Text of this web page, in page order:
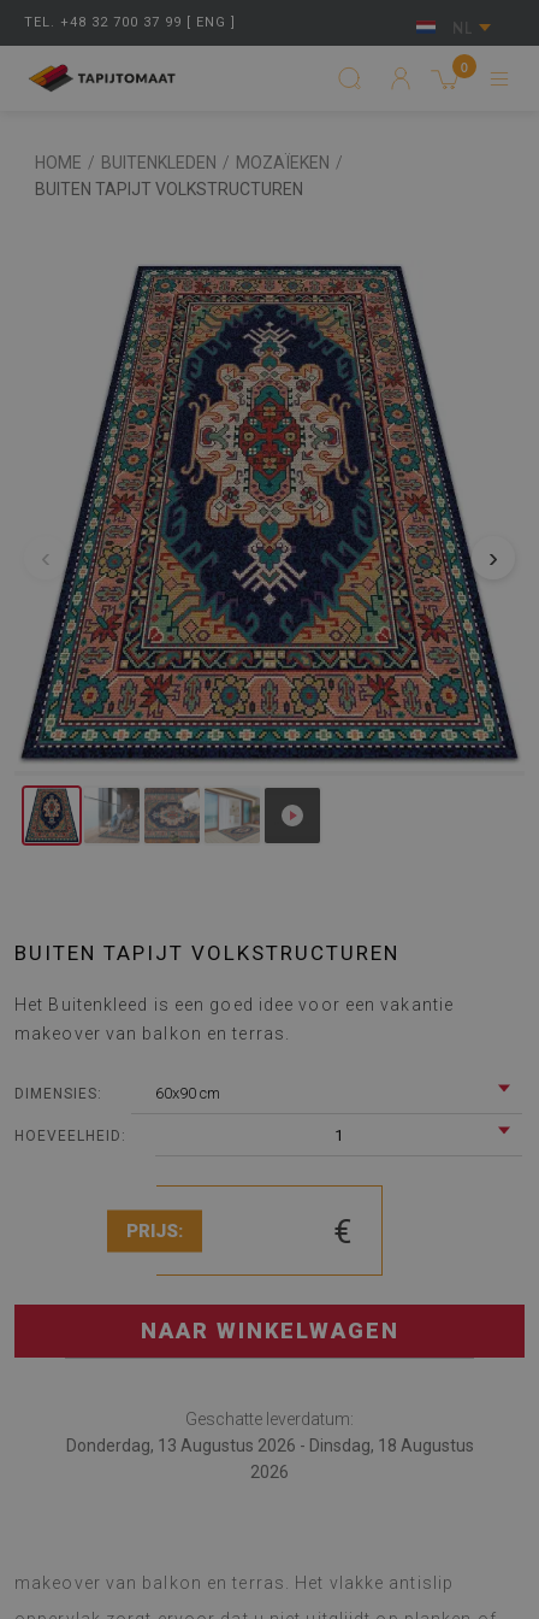
TEL. +48 32 700 37 99 [ ENG ] NL
0
HOME / BUITENKLEDEN / MOZAÏEKEN /
BUITEN TAPIJT VOLKSTRUCTUREN
‹ ›
BUITEN TAPIJT VOLKSTRUCTUREN
Het Buitenkleed is een goed idee voor een vakantie
makeover van balkon en terras.
DIMENSIES: 60x90 cm
HOEVEELHEID: 1
PRIJS: €
NAAR WINKELWAGEN
Geschatte leverdatum:
Donderdag, 13 Augustus 2026 - Dinsdag, 18 Augustus
2026
makeover van balkon en terras. Het vlakke antislip